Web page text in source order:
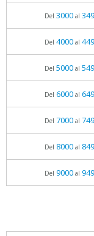
Del 3000al
Del 4000al
Del 5000al
Del 6000al
Del 7000al
Del 8000al
Del 9000al